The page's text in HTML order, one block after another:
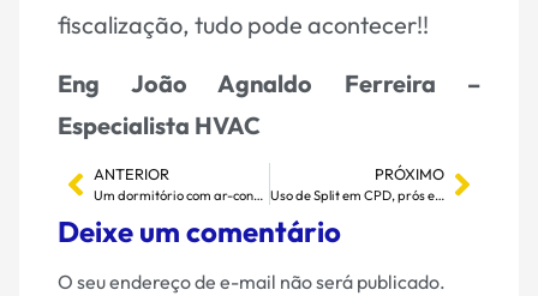
fiscalização, tudo pode acontecer!!
Eng João Agnaldo Ferreira –
Especialista HVAC
ANTERIOR
Um dormitório com ar-condicionado precisa de renovação de ar?
PRÓXIMO
Uso de Split em CPD, prós e contras. Entenda…..
Deixe um comentário
O seu endereço de e-mail não será publicado.